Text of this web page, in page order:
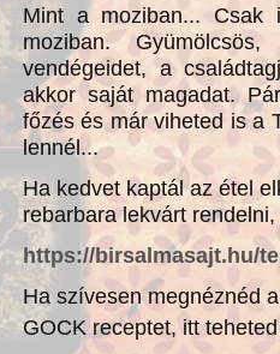
Mint a moziban... Csak
moziban.
vendégeidet, a
akkor saját magadat.
főzés és már viheted is a
lennél...
Ha kedvet kaptál az étel
rebarbara lekvárt
https://birsalmasajt.hu/
Ha szívesen megnéznéd
GOCK receptet, itt